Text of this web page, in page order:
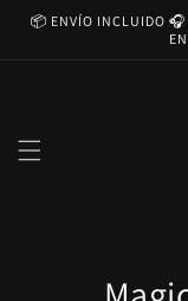
directamente
📦 ENVÍO INCLUIDO 🎧